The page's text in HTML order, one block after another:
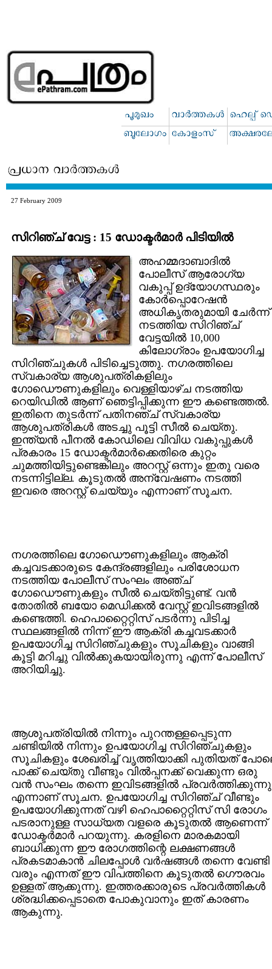
27 February 2009
സിറിഞ്ച് വേട്ട : 15 ഡോക്ടര്‍മാര്‍ പിടിയില്‍
അഹമ്മദാബാദില്‍
പോലീസ് ആരോഗ്യ
വകുപ്പ് ഉദ്യോഗസ്ഥരും
കോര്‍പ്പൊറേഷന്‍
അധികൃതരുമായി ചേര്‍ന്ന്
നടത്തിയ സിറിഞ്ച്
വേട്ടയില്‍ 10,000
കിലോഗ്രാം ഉപയോഗിച്ച
സിറിഞ്ചുകള്‍ പിടിച്ചെടുത്തു. നഗരത്തിലെ
സ്വകാര്യ ആശുപത്രികളിലും
ഗോഡൌണുകളിലും വെള്ളിയാഴ്ച നടത്തിയ
റെയിഡില്‍ ആണ് ഞെട്ടിപ്പിക്കുന്ന ഈ കണ്ടെത്തല്‍.
ഇതിനെ തുടര്‍ന്ന് പതിനഞ്ച് സ്വകാര്യ
ആശുപത്രികള്‍ അടച്ചു പൂട്ടി സീല്‍ ചെയ്തു.
ഇന്ത്യന്‍ പീനല്‍ കോഡിലെ വിവിധ വകുപ്പുകള്‍
പ്രകാരം 15 ഡോക്ടര്‍മാര്‍ക്കെതിരെ കുറ്റം
ചുമത്തിയിട്ടുണ്ടെങ്കിലും അറസ്റ്റ് ഒന്നും ഇതു വരെ
നടന്നിട്ടില്ല. കൂടുതല്‍ അന്വേഷണം നടത്തി
ഇവരെ അറസ്റ്റ് ചെയ്യും എന്നാണ് സൂചന.
നഗരത്തിലെ ഗോഡൌണുകളിലും ആക്രി
കച്ചവടക്കാരുടെ കേന്ദ്രങ്ങളിലും പരിശോധന
നടത്തിയ പോലീസ് സംഘം അഞ്ച്
ഗോഡൌണുകളും സീല്‍ ചെയ്തിട്ടുണ്ട്. വന്‍
തോതില്‍ ബയോ മെഡിക്കല്‍ വേസ്റ്റ് ഇവിടങ്ങളില്‍
കണ്ടെത്തി. ഹെപാറ്റൈറ്റിസ് പടര്‍ന്നു പിടിച്ച
സ്ഥലങ്ങളില്‍ നിന്ന് ഈ ആക്രി കച്ചവടക്കാര്‍
ഉപയോഗിച്ച സിറിഞ്ചുകളും സൂചികളും വാങ്ങി
കൂട്ടി മറിച്ചു വില്‍ക്കുകയായിരുന്നു എന്ന് പോലീസ്
അറിയിച്ചു.
ആശുപത്രിയില്‍ നിന്നും പുറന്തള്ളപ്പെടുന്ന
ചണ്ടിയില്‍ നിന്നും ഉപയോഗിച്ച സിറിഞ്ചുകളും
സൂചികളും ശേഖരിച്ച് വൃത്തിയാക്കി പുതിയത്
പാക്ക് ചെയ്തു വീണ്ടും വില്‍പ്പനക്ക് വെക്കുന്ന ഒരു
വന്‍ സംഘം തന്നെ ഇവിടങ്ങളില്‍ പ്രവര്‍ത്തിക്കുന്നു
എന്നാണ് സൂചന. ഉപയോഗിച്ച സിറിഞ്ച് വീണ്ടും
ഉപയോഗിക്കുന്നത് വഴി ഹെപാറ്റൈറ്റിസ് സി രോഗം
പടരാനുള്ള സാധ്യത വളരെ കൂടുതല്‍ ആണെന്ന്
ഡോക്ടര്‍മാര്‍ പറയുന്നു. കരളിനെ മാരകമായി
ബാധിക്കുന്ന ഈ രോഗത്തിന്റെ ലക്ഷണങ്ങള്‍
പ്രകടമാകാന്‍ ചിലപ്പോള്‍ വര്‍ഷങ്ങള്‍ തന്നെ വേണ്ടി
വരും എന്നത് ഈ വിപത്തിനെ കൂടുതല്‍ ഗൌരവം
ഉള്ളത് ആക്കുന്നു. ഇത്തരക്കാരുടെ പ്രവര്‍ത്തികള്‍
ശ്രദ്ധിക്കപ്പെടാതെ പോകുവാനും ഇത് കാരണം
ആകുന്നു.